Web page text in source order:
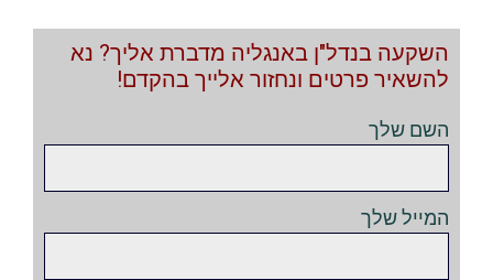
השקעה בנדל"ן באנגליה מדברת אליך? נא
להשאיר פרטים ונחזור אלייך בהקדם!
השם שלך
המייל שלך